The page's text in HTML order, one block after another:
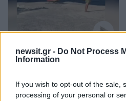
newsit.gr - Do Not Process
Information
If you wish to opt-out of the sale,
processing of your personal or
Μήλος: Οι «γκρίζες ζώνες»
του νόμου για την
Σαρακήνικο